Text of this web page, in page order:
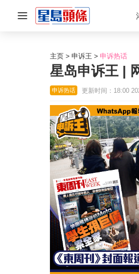
主页 申诉王 申诉热话
星岛申诉王 |
申诉热话 更新时间：18:00